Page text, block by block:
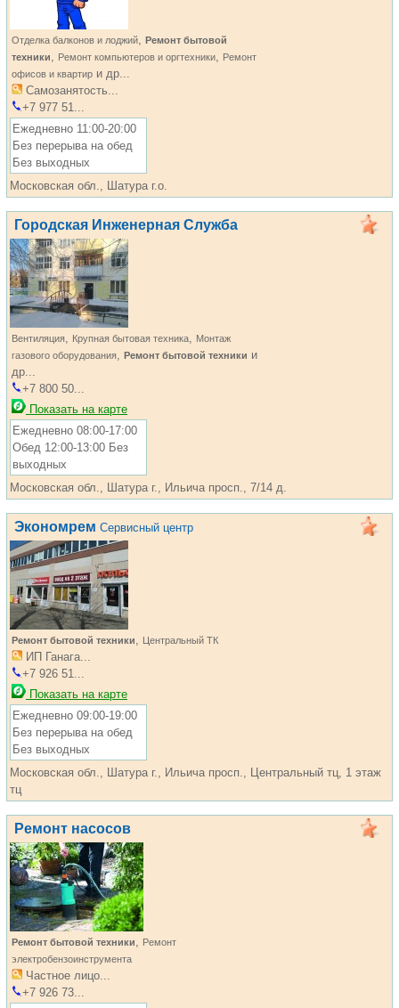
Отделка балконов и лоджий, Ремонт бытовой
техники, Ремонт компьютеров и оргтехники, Ремонт
офисов и квартир и др...
Самозанятость...
+7 977 51...
Ежедневно 11:00-20:00
Без перерыва на обед
Без выходных
Московская обл., Шатура г.о.
Городская Инженерная Служба
Вентиляция, Крупная бытовая техника, Монтаж
газового оборудования, Ремонт бытовой техники и
др...
+7 800 50...
Показать на карте
Ежедневно 08:00-17:00
Обед 12:00-13:00 Без
выходных
Московская обл., Шатура г., Ильича просп., 7/14 д.
Экономрем Сервисный центр
Ремонт бытовой техники, Центральный ТК
ИП Ганага...
+7 926 51...
Показать на карте
Ежедневно 09:00-19:00
Без перерыва на обед
Без выходных
Московская обл., Шатура г., Ильича просп., Центральный тц, 1 этаж
тц
Ремонт насосов
Ремонт бытовой техники, Ремонт
электробензоинструмента
Частное лицо...
+7 926 73...